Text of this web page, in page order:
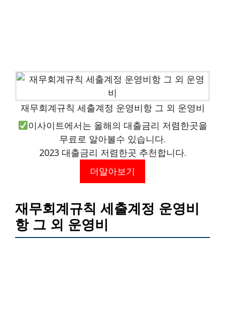
재무회계규칙 세출계정 운영비항 그 외 운영비
이사이트에서는 올해의 대출금리 저렴한곳을
무료로 알아볼수 있습니다.
2023 대출금리 저렴한곳 추천합니다.
더알아보기
재무회계규칙 세출계정 운영비
항 그 외 운영비